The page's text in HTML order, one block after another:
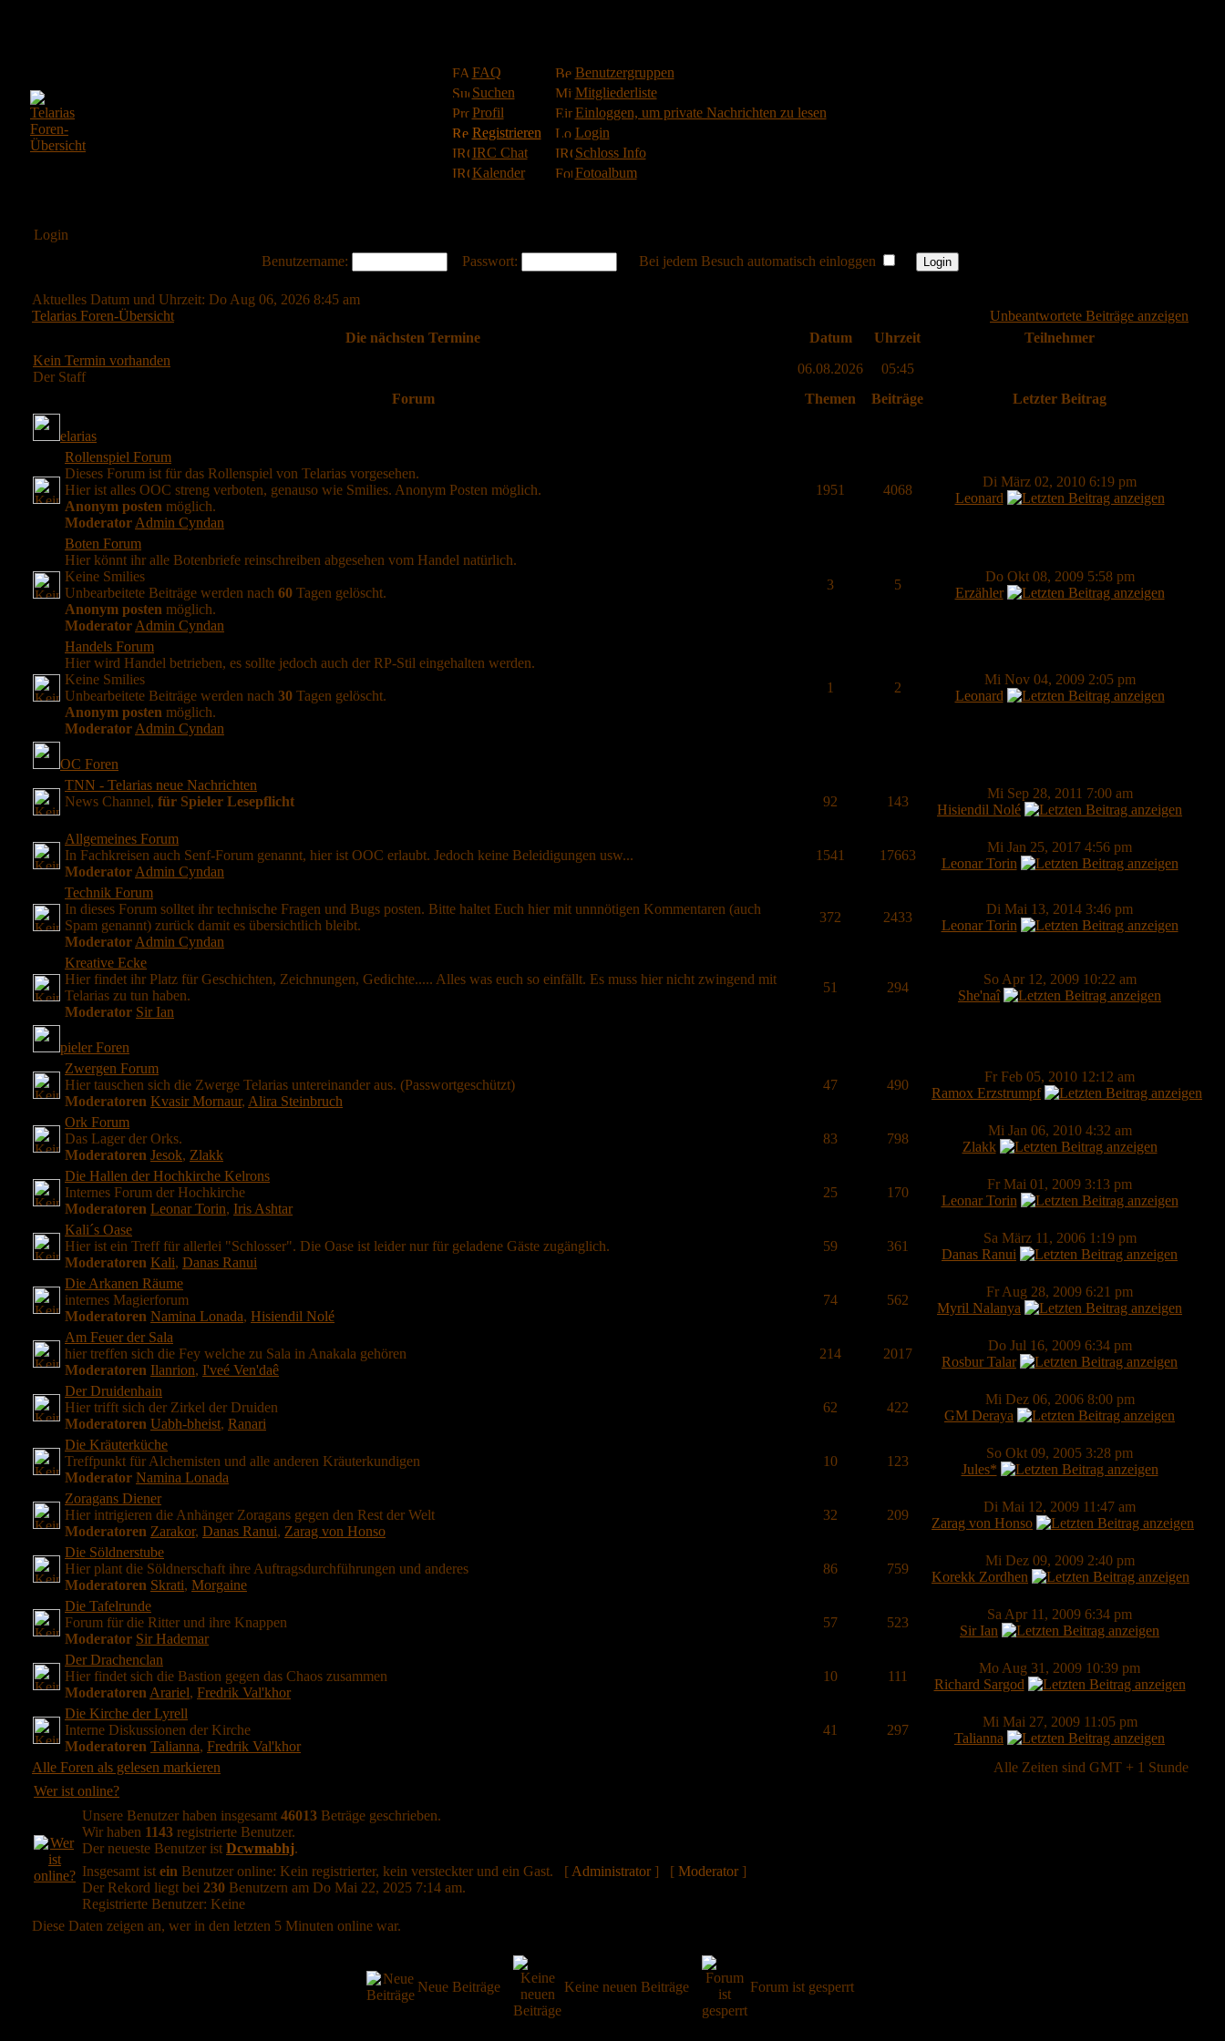
FAQ
Benutzergruppen
Suchen
Mitgliederliste
Profil
Einloggen, um private Nachrichten zu lesen
Registrieren
Login
IRC Chat
Schloss Info
Kalender
Fotoalbum
Login
Benutzername:
Passwort: Bei jedem Besuch automatisch einloggen
Aktuelles Datum und Uhrzeit: Do Aug 06, 2026 8:45 am
Telarias Foren-Übersicht
Unbeantwortete Beiträge anzeigen
Die nächsten Termine
Datum Uhrzeit
Teilnehmer
Kein Termin vorhanden
Der Staff
06.08.2026
05:45
Forum
Themen Beiträge Letzter Beitrag
elarias
Rollenspiel Forum
Dieses Forum ist für das Rollenspiel von Telarias vorgesehen.
Hier ist alles OOC streng verboten, genauso wie Smilies. Anonym Posten möglich.
Anonym posten möglich.
Moderator Admin Cyndan
1951 4068
Di März 02, 2010 6:19 pm
Leonard
Boten Forum
Hier könnt ihr alle Botenbriefe reinschreiben abgesehen vom Handel natürlich.
Keine Smilies
Unbearbeitete Beiträge werden nach 60 Tagen gelöscht.
Anonym posten möglich.
Moderator Admin Cyndan
3 5
Do Okt 08, 2009 5:58 pm
Erzähler
Handels Forum
Hier wird Handel betrieben, es sollte jedoch auch der RP-Stil eingehalten werden.
Keine Smilies
Unbearbeitete Beiträge werden nach 30 Tagen gelöscht.
Anonym posten möglich.
Moderator Admin Cyndan
1 2
Mi Nov 04, 2009 2:05 pm
Leonard
OC Foren
TNN - Telarias neue Nachrichten
News Channel, für Spieler Lesepflicht 92 143
Mi Sep 28, 2011 7:00 am
Hisiendil Nolé
Allgemeines Forum
In Fachkreisen auch Senf-Forum genannt, hier ist OOC erlaubt. Jedoch keine Beleidigungen usw...
Moderator Admin Cyndan
1541 17663
Mi Jan 25, 2017 4:56 pm
Leonar Torin
Technik Forum
In dieses Forum solltet ihr technische Fragen und Bugs posten. Bitte haltet Euch hier mit unnnötigen Kommentaren (auch
Spam genannt) zurück damit es übersichtlich bleibt.
Moderator Admin Cyndan
372 2433
Di Mai 13, 2014 3:46 pm
Leonar Torin
Kreative Ecke
Hier findet ihr Platz für Geschichten, Zeichnungen, Gedichte..... Alles was euch so einfällt. Es muss hier nicht zwingend mit
Telarias zu tun haben.
Moderator Sir Ian
51 294
So Apr 12, 2009 10:22 am
She'naî
pieler Foren
Zwergen Forum
Hier tauschen sich die Zwerge Telarias untereinander aus. (Passwortgeschützt)
Moderatoren Kvasir Mornaur, Alira Steinbruch
47 490
Fr Feb 05, 2010 12:12 am
Ramox Erzstrumpf
Ork Forum
Das Lager der Orks.
Moderatoren Jesok, Zlakk
83 798
Mi Jan 06, 2010 4:32 am
Zlakk
Die Hallen der Hochkirche Kelrons
Internes Forum der Hochkirche
Moderatoren Leonar Torin, Iris Ashtar
25 170
Fr Mai 01, 2009 3:13 pm
Leonar Torin
Kali´s Oase
Hier ist ein Treff für allerlei "Schlosser". Die Oase ist leider nur für geladene Gäste zugänglich.
Moderatoren Kali, Danas Ranui
59 361
Sa März 11, 2006 1:19 pm
Danas Ranui
Die Arkanen Räume
internes Magierforum
Moderatoren Namina Lonada, Hisiendil Nolé
74 562
Fr Aug 28, 2009 6:21 pm
Myril Nalanya
Am Feuer der Sala
hier treffen sich die Fey welche zu Sala in Anakala gehören
Moderatoren Ilanrion, I'veé Ven'daê
214 2017
Do Jul 16, 2009 6:34 pm
Rosbur Talar
Der Druidenhain
Hier trifft sich der Zirkel der Druiden
Moderatoren Uabh-bheist, Ranari
62 422
Mi Dez 06, 2006 8:00 pm
GM Deraya
Die Kräuterküche
Treffpunkt für Alchemisten und alle anderen Kräuterkundigen
Moderator Namina Lonada
10 123
So Okt 09, 2005 3:28 pm
Jules*
Zoragans Diener
Hier intrigieren die Anhänger Zoragans gegen den Rest der Welt
Moderatoren Zarakor, Danas Ranui, Zarag von Honso
32 209
Di Mai 12, 2009 11:47 am
Zarag von Honso
Die Söldnerstube
Hier plant die Söldnerschaft ihre Auftragsdurchführungen und anderes
Moderatoren Skrati, Morgaine
86 759
Mi Dez 09, 2009 2:40 pm
Korekk Zordhen
Die Tafelrunde
Forum für die Ritter und ihre Knappen
Moderator Sir Hademar
57 523
Sa Apr 11, 2009 6:34 pm
Sir Ian
Der Drachenclan
Hier findet sich die Bastion gegen das Chaos zusammen
Moderatoren Arariel, Fredrik Val'khor
10 111
Mo Aug 31, 2009 10:39 pm
Richard Sargod
Die Kirche der Lyrell
Interne Diskussionen der Kirche
Moderatoren Talianna, Fredrik Val'khor
41 297
Mi Mai 27, 2009 11:05 pm
Talianna
Alle Foren als gelesen markieren
Alle Zeiten sind GMT + 1 Stunde
Wer ist online?
Unsere Benutzer haben insgesamt 46013 Beträge geschrieben.
Wir haben 1143 registrierte Benutzer.
Der neueste Benutzer ist Dcwmabhj.
Insgesamt ist ein Benutzer online: Kein registrierter, kein versteckter und ein Gast. [ Administrator] [ Moderator]
Der Rekord liegt bei 230 Benutzern am Do Mai 22, 2025 7:14 am.
Registrierte Benutzer: Keine
Diese Daten zeigen an, wer in den letzten 5 Minuten online war.
Neue Beiträge Keine neuen Beiträge Forum ist gesperrt